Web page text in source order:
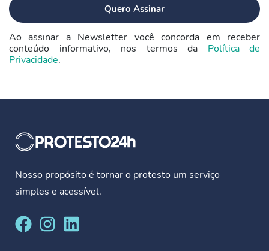
Ao assinar a Newsletter você concorda em receber
conteúdo informativo, nos termos da Política de
Privacidade.
Nosso propósito é tornar o protesto um serviço
simples e acessível.